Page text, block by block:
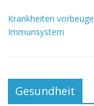
Krankheiten
Immunsystem
Gesundheit